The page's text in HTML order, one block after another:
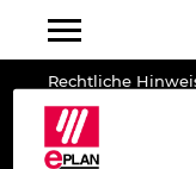
Rechtliche
Impressum
Albanien